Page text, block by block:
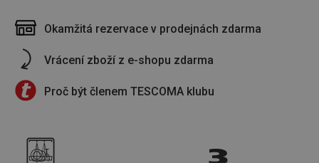
Okamžitá rezervace v prodejnách zdarma
Vrácení zboží z e-shopu zdarma
Proč být členem TESCOMA klubu